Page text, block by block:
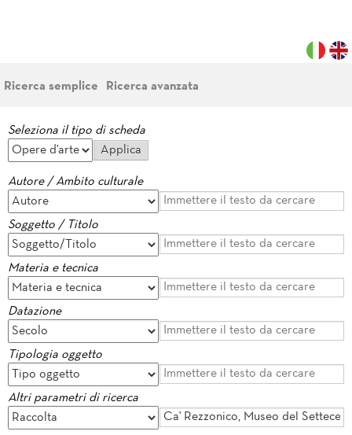
Ricerca semplice Ricerca avanzata
Seleziona il tipo di scheda
Autore / Ambito culturale
Soggetto / Titolo
Materia e tecnica
Datazione
Tipologia oggetto
Altri parametri di ricerca